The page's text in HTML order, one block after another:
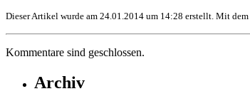
Dieser Artikel wurde am 24.01.2014 um 14:28 erstellt. Mit dem
Kommentare sind geschlossen.
Archiv